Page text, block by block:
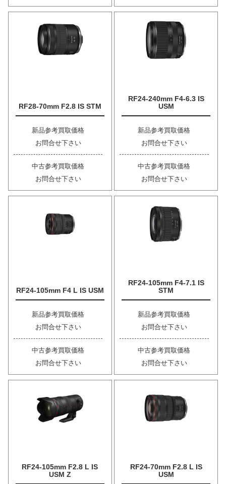
RF28-70mm F2.8 IS STM
新品参考買取価格
お問合せ下さい
中古参考買取価格
お問合せ下さい
RF24-240mm F4-6.3 IS
USM
新品参考買取価格
お問合せ下さい
中古参考買取価格
お問合せ下さい
RF24-105mm F4 L IS USM
新品参考買取価格
お問合せ下さい
中古参考買取価格
お問合せ下さい
RF24-105mm F4-7.1 IS
STM
新品参考買取価格
お問合せ下さい
中古参考買取価格
お問合せ下さい
RF24-105mm F2.8 L IS
USM Z
RF24-70mm F2.8 L IS
USM